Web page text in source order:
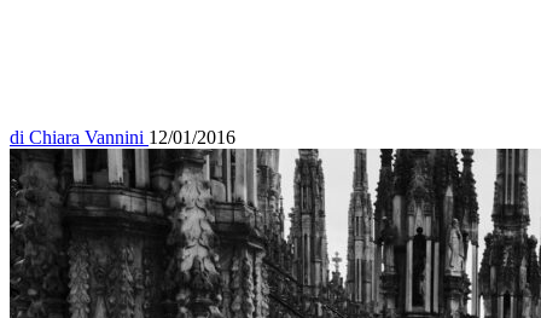
di Chiara Vannini 12/01/2016